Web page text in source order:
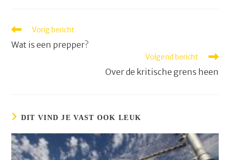
Lees
artikelen
Vorig bericht
Wat is een prepper?
Volgend bericht
Over de kritische grens heen
DIT VIND JE VAST OOK LEUK